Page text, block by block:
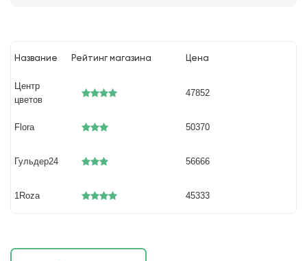
Название Рейтинг магазина Цена
Центр
цветов
47852
Flora 50370
Гульдер24 56666
1Roza 45333